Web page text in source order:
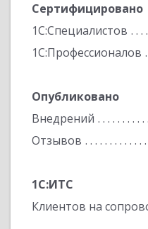
Сертифицировано
1С:Специалистов
1С:Профессионалов
Опубликовано
Внедрений
Отзывов
1С:ИТС
Клиентов на